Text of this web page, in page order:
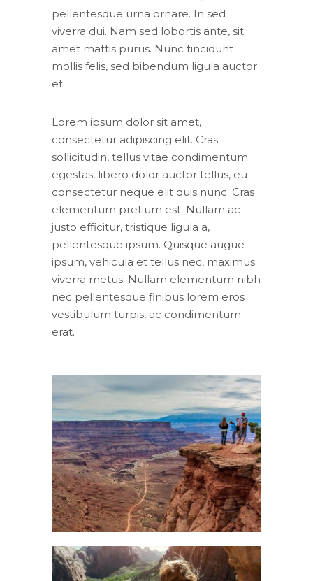
pellentesque urna ornare. In sed
viverra dui. Nam sed lobortis ante, sit
amet mattis purus. Nunc tincidunt
mollis felis, sed bibendum ligula auctor
et.
Lorem ipsum dolor sit amet,
consectetur adipiscing elit. Cras
sollicitudin, tellus vitae condimentum
egestas, libero dolor auctor tellus, eu
consectetur neque elit quis nunc. Cras
elementum pretium est. Nullam ac
justo efficitur, tristique ligula a,
pellentesque ipsum. Quisque augue
ipsum, vehicula et tellus nec, maximus
viverra metus. Nullam elementum nibh
nec pellentesque finibus lorem eros
vestibulum turpis, ac condimentum
erat.